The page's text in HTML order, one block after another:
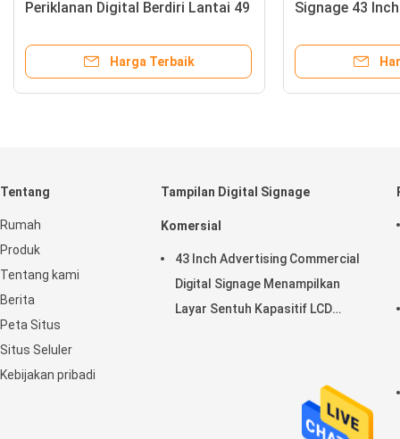
Periklanan Digital Berdiri Lantai 49
Harga Terbaik
Signage 43
Tentang
Rumah
Produk
Tentang kami
Berita
Peta Situs
Situs Seluler
Kebijakan pribadi
Tampilan Digital Signage
Komersial
43 Inch Advertising Commercial
Digital Signage Menampilkan
Layar Sentuh Kapasitif LCD